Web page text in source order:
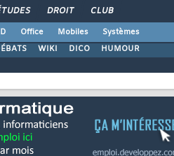
DROIT CLUB
Office Mobiles
Systèmes
WIKI DICO HUMOUR